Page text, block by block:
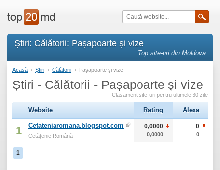
Știri: Călătorii: Pașapoarte și vize
Top site-uri din Moldova
Acasă › Știri › Călătorii › Pașapoarte și vize
Știri - Călătorii - Pașapoarte și vize
Clasament site-uri pentru ultimele 30 zile
Website Rating Alexa
1 Cetateniaromana.blogspot.com
Cetățenie Română
0,0000
0,0000
0
0
1